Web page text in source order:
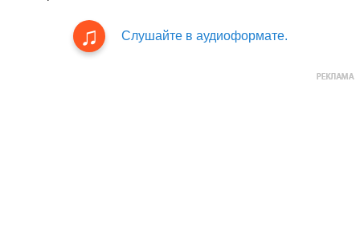
Слушайте в аудиоформате.